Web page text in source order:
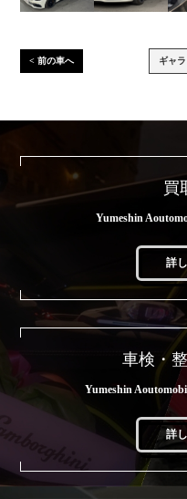
< 前の車へ ギャ
買
Yumeshin
詳
車検・
Yumeshin
詳